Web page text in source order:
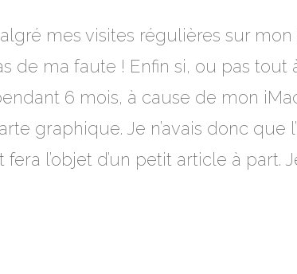
mes visites régulières sur mon
de ma faute ! Enfin si, ou pas
6 mois, à cause de mon
graphique. Je n’avais donc que
l’objet d’un petit article à part.